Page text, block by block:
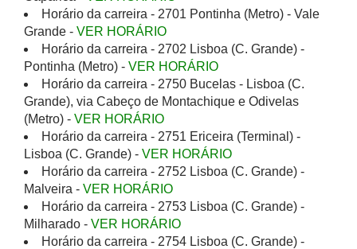
Horário da carreira - 2701 Pontinha (Metro) - Vale
Grande - VER HORÁRIO
Horário da carreira - 2702 Lisboa (C. Grande) -
Pontinha (Metro) - VER HORÁRIO
Horário da carreira - 2750 Bucelas - Lisboa (C.
Grande), via Cabeço de Montachique e Odivelas
(Metro) - VER HORÁRIO
Horário da carreira - 2751 Ericeira (Terminal) -
Lisboa (C. Grande) - VER HORÁRIO
Horário da carreira - 2752 Lisboa (C. Grande) -
Malveira - VER HORÁRIO
Horário da carreira - 2753 Lisboa (C. Grande) -
Milharado - VER HORÁRIO
Horário da carreira - 2754 Lisboa (C. Grande) -